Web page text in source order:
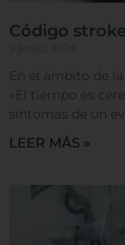
Código
En el ámbito de
«El tiempo es
síntomas de un
LEER MÁS »
escoger no
algunos
experiencia
ofrecer.Más